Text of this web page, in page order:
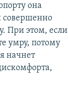
она
совершенно
При этом, если
умру, потому
начнет